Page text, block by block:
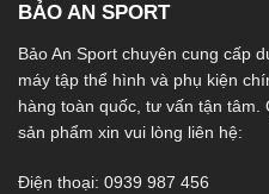
BẢO AN SPORT
Bảo An Sport chuyên cung cấp
máy tập thể hình và phụ kiện
hàng toàn quốc, tư vấn tận tâm.
sản phẩm xin vui lòng liên hệ:
Điện thoại: 0939 987 456